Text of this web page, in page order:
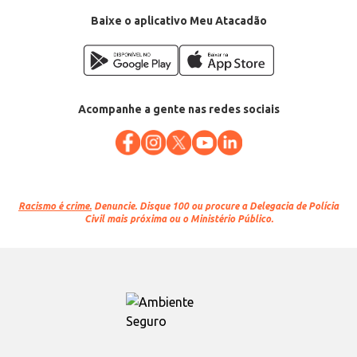
Baixe o aplicativo Meu Atacadão
Acompanhe a gente nas redes sociais
Racismo é crime. Denuncie. Disque 100 ou procure a Delegacia de Polícia
Civil mais próxima ou o Ministério Público.